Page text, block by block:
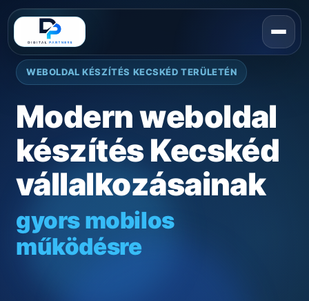
WEBOLDAL KÉSZÍTÉS KECSKÉD TERÜLETÉN
Modern weboldal
készítés Kecskéd
vállalkozásainak
gyors mobilos
működésre